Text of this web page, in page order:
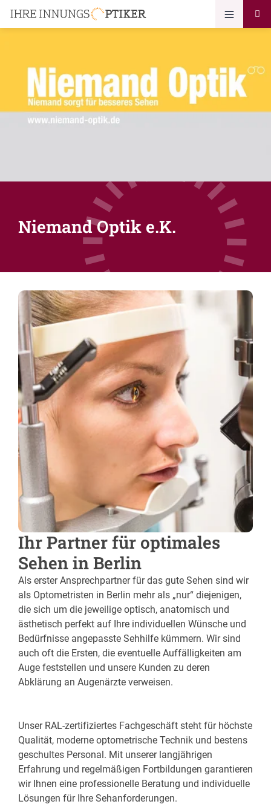
Niemand Optik e.K.
Ihr Partner für optimales
Sehen in Berlin
Als erster Ansprechpartner für das gute Sehen sind wir
als Optometristen in Berlin mehr als „nur“ diejenigen,
die sich um die jeweilige optisch, anatomisch und
ästhetisch perfekt auf Ihre individuellen Wünsche und
Bedürfnisse angepasste Sehhilfe kümmern. Wir sind
auch oft die Ersten, die eventuelle Auffälligkeiten am
Auge feststellen und unsere Kunden zu deren
Abklärung an Augenärzte verweisen.
Unser RAL-zertifiziertes Fachgeschäft steht für höchste
Qualität, moderne optometrische Technik und bestens
geschultes Personal. Mit unserer langjährigen
Erfahrung und regelmäßigen Fortbildungen garantieren
wir Ihnen eine professionelle Beratung und individuelle
Lösungen für Ihre Sehanforderungen.